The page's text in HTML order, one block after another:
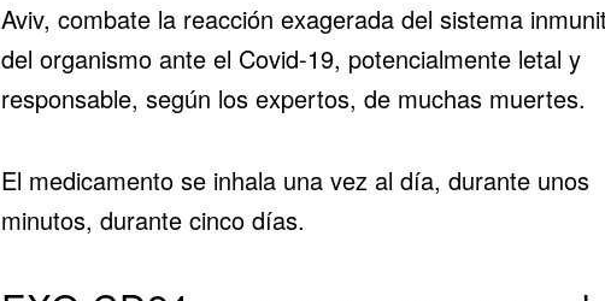
Aviv, combate la reacción exagerada del sistema
del organismo ante el Covid-19, potencialmente letal y
responsable, según los expertos, de muchas muertes.
El medicamento se inhala una vez al día, durante unos
minutos, durante cinco días.